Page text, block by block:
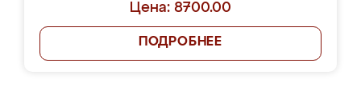
Цена: 8700.00
ПОДРОБНЕЕ